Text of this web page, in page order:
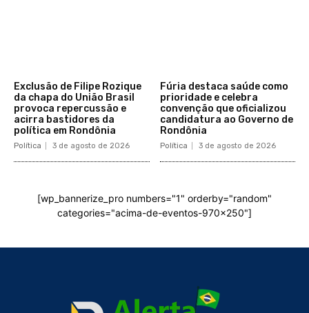
Exclusão de Filipe Rozique
da chapa do União Brasil
provoca repercussão e
acirra bastidores da
política em Rondônia
Política 3 de agosto de 2026
Fúria destaca saúde como
prioridade e celebra
convenção que oficializou
candidatura ao Governo de
Rondônia
Política 3 de agosto de 2026
[wp_bannerize_pro numbers="1" orderby="random"
categories="acima-de-eventos-970x250"]